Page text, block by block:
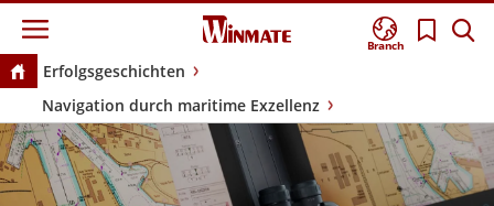
Branch
Erfolgsgeschichten
Navigation durch maritime Exzellenz